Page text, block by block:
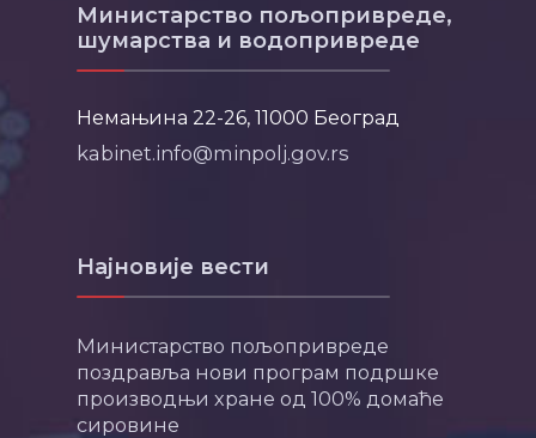
Министарство пољопривреде,
шумарства и водопривреде
Немањина 22-26, 11000 Београд
kabinet.info@minpolj.gov.rs
Најновије вести
Министарство пољопривреде
поздравља нови програм подршке
производњи хране од 100% домаће
сировине